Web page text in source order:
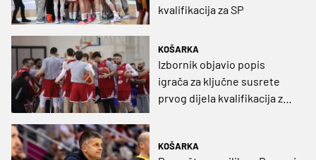
kvalifikacija za SP
KOŠARKA
Izbornik objavio popis
igrača za ključne susrete
prvog dijela kvalifikacija za
KOŠARKA